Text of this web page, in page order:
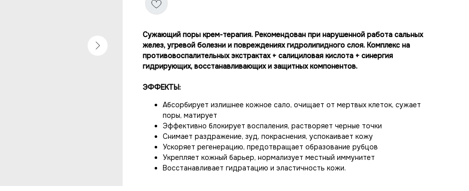
Сужающий поры крем-терапия. Рекомендован при нарушенной работа сальных
желез, угревой болезни и повреждениях гидролипидного слоя. Комплекс на
противовоспалительных экстрактах + салициловая кислота + синергия
гидрирующих, восстанавливающих и защитных компонентов.
ЭФФЕКТЫ:
Абсорбирует излишнее кожное сало, очищает от мертвых клеток, сужает
поры, матирует
Эффективно блокирует воспаления, растворяет черные точки
Снимает раздражение, зуд, покраснения, успокаивает кожу
Ускоряет регенерацию, предотвращает образование рубцов
Укрепляет кожный барьер, нормализует местный иммунитет
Восстанавливает гидратацию и эластичность кожи.